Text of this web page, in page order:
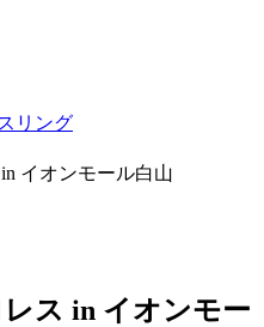
リング
イオンモール白山
ス in イオンモー